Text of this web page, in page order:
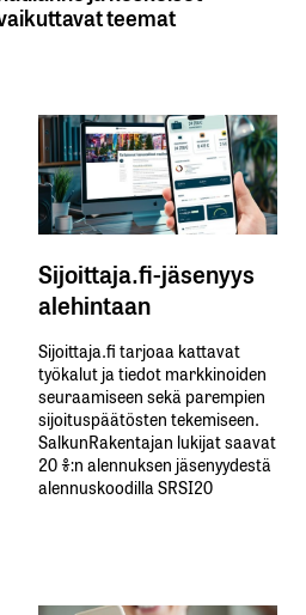
teemat
Sijoittaja.fi-jäsenyys
alehintaan
Sijoittaja.fi tarjoaa kattavat
työkalut ja tiedot markkinoiden
seuraamiseen sekä parempien
sijoituspäätösten tekemiseen.
SalkunRakentajan lukijat saavat
20 %:n alennuksen jäsenyydestä
alennuskoodilla SRSI20